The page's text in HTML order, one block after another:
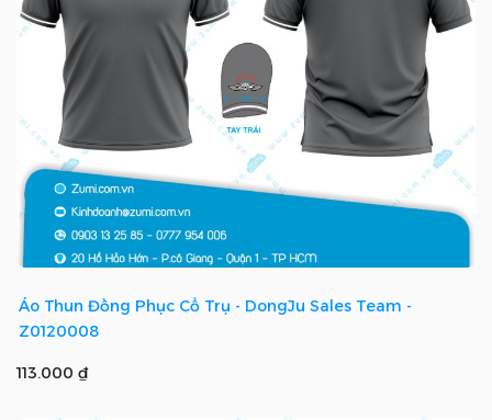
Áo Thun Đồng Phục Cổ Trụ - DongJu Sales Team -
Z0120008
113.000 ₫